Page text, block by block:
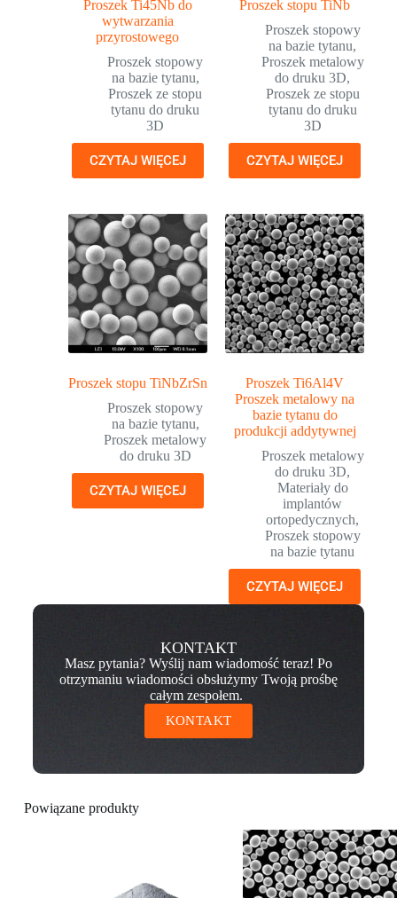
Proszek Ti45Nb do
wytwarzania
przyrostowego
Proszek stopowy
na bazie tytanu,
Proszek ze stopu
tytanu do druku
3D
CZYTAJ WIĘCEJ
Proszek stopu TiNb
Proszek stopowy
na bazie tytanu,
Proszek metalowy
do druku 3D,
Proszek ze stopu
tytanu do druku
3D
CZYTAJ WIĘCEJ
Proszek stopu TiNbZrSn
Proszek stopowy
na bazie tytanu,
Proszek metalowy
do druku 3D
CZYTAJ WIĘCEJ
Proszek Ti6Al4V
Proszek metalowy na
bazie tytanu do
produkcji addytywnej
Proszek metalowy
do druku 3D,
Materiały do
implantów
ortopedycznych,
Proszek stopowy
na bazie tytanu
CZYTAJ WIĘCEJ
KONTAKT
Masz pytania? Wyślij nam wiadomość teraz! Po
otrzymaniu wiadomości obsłużymy Twoją prośbę
całym zespołem.
KONTAKT
Powiązane produkty